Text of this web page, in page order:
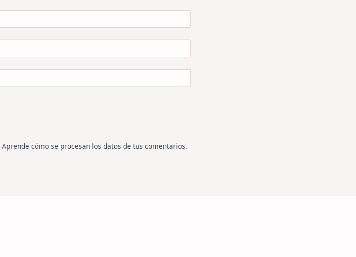
Aprende cómo se procesan los datos de tus comentarios.